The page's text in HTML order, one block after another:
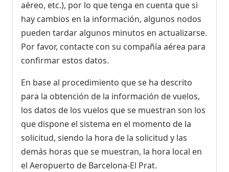
aéreo, etc.), por lo que tenga en cuenta que si
hay cambios en la información, algunos nodos
pueden tardar algunos minutos en actualizarse.
Por favor, contacte con su compañía aérea para
confirmar estos datos.
En base al procedimiento que se ha descrito
para la obtención de la información de vuelos,
los datos de los vuelos que se muestran son los
que dispone el sistema en el momento de la
solicitud, siendo la hora de la solicitud y las
demás horas que se muestran, la hora local en
el Aeropuerto de Barcelona-El Prat.